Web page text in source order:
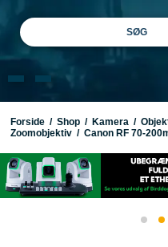
SØG
Forside / Shop / Kamera /
Zoomobjektiv / Canon RF 70-